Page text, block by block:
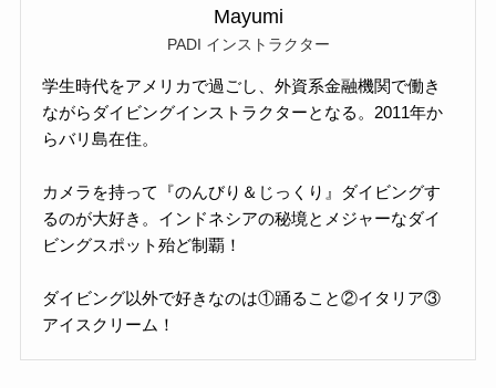
Mayumi
PADI インストラクター
学生時代をアメリカで過ごし、外資系金融機関で働き
ながらダイビングインストラクターとなる。2011年か
らバリ島在住。
カメラを持って『のんびり＆じっくり』ダイビングす
るのが大好き。インドネシアの秘境とメジャーなダイ
ビングスポット殆ど制覇！
ダイビング以外で好きなのは①踊ること②イタリア③
アイスクリーム！